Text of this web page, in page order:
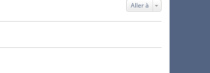
r
Aller à